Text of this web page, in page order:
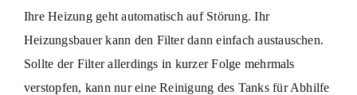
Ihre Heizung geht automatisch auf Störung. Ihr
Heizungsbauer kann den Filter dann einfach austauschen.
Sollte der Filter allerdings in kurzer Folge mehrmals
verstopfen, kann nur eine Reinigung des Tanks für Abhilfe